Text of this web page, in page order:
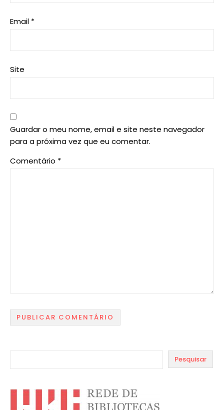
Email *
Site
Guardar o meu nome, email e site neste navegador
para a próxima vez que eu comentar.
Comentário *
Pesquisar